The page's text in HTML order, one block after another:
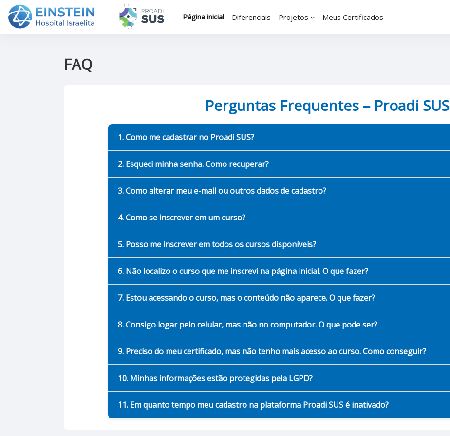
Ir para o conteúdo principal Página inicial Diferenciais Projetos Meus Certificados
FAQ
Perguntas Frequentes – Proadi SUS
1. Como me cadastrar no Proadi SUS?
2. Esqueci minha senha. Como recuperar?
3. Como alterar meu e-mail ou outros dados de cadastro?
4. Como se inscrever em um curso?
5. Posso me inscrever em todos os cursos disponíveis?
6. Não localizo o curso que me inscrevi na página inicial. O que fazer?
7. Estou acessando o curso, mas o conteúdo não aparece. O que fazer?
8. Consigo logar pelo celular, mas não no computador. O que pode ser?
9. Preciso do meu certificado, mas não tenho mais acesso ao curso. Como conseguir?
10. Minhas informações estão protegidas pela LGPD?
11. Em quanto tempo meu cadastro na plataforma Proadi SUS é inativado?